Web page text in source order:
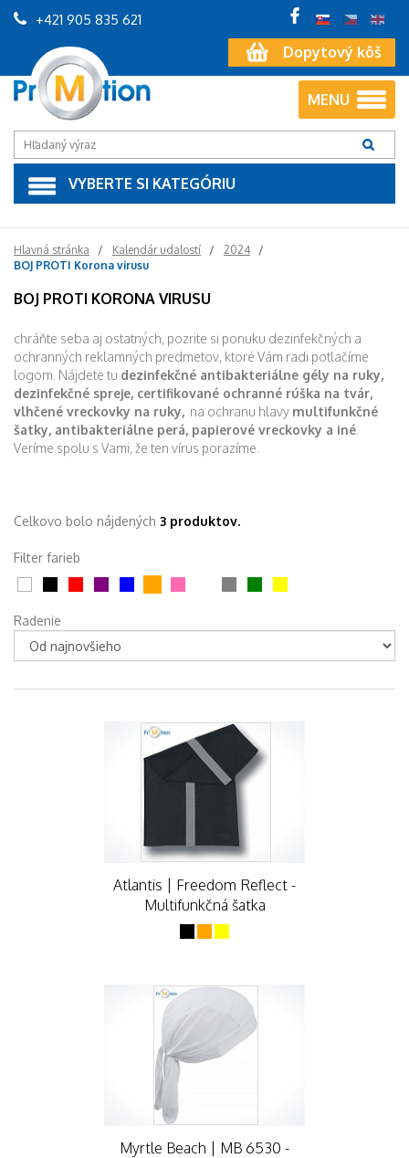
Dopytový kôš
+421 905 835 621
MENU
VYBERTE SI KATEGÓRIU
Hlavná stránka Kalendár udalostí
2024
BOJ PROTI Korona virusu
BOJ PROTI KORONA VIRUSU
chráňte seba aj ostatných, pozrite si ponuku dezinfekčných a
ochranných reklamných predmetov, ktoré Vám radi potlačíme
logom. Nájdete tu dezinfekčné antibakteriálne gély na ruky,
dezinfekčné spreje, certifikované ochranné rúška na tvár,
vlhčené vreckovky na ruky, na ochranu hlavy multifunkčné
šatky, antibakteriálne perá, papierové vreckovky a iné
Veríme spolu s Vami, že ten vírus porazíme.
Celkovo bolo nájdených 3 produktov.
Filter farieb
Radenie
Atlantis | Freedom Reflect -
Multifunkčná šatka
Myrtle Beach | MB 6530 -